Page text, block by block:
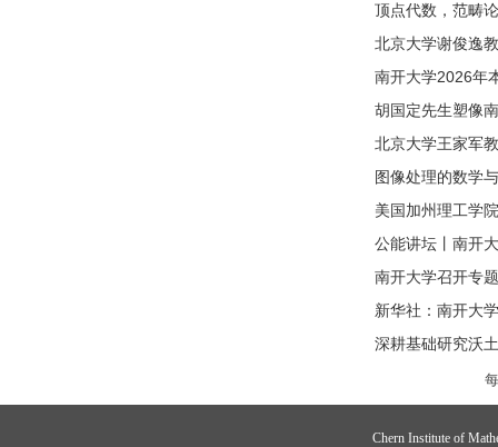
顶点代数，范畴
北京大学谢俊逸
南开大学2026年
胡国定先生塑像
北京大学王家军
图像处理的数学
美国加州理工学
公能讲坛丨南开
南开大学召开专
新华社：南开大
深耕基础研究沃
Chern Institute of